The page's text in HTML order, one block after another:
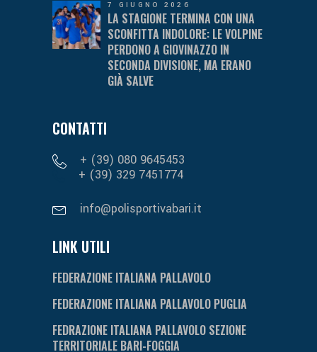
7 GIUGNO 2026
LA STAGIONE TERMINA CON UNA
SCONFITTA INDOLORE: LE VOLPINE
PERDONO A GIOVINAZZO IN
SECONDA DIVISIONE, MA ERANO
GIÀ SALVE
CONTATTI
+ (39) 080 9645453
+ (39) 329 7451774
info@polisportivabari.it
LINK UTILI
FEDERAZIONE ITALIANA PALLAVOLO
FEDERAZIONE ITALIANA PALLAVOLO PUGLIA
FEDRAZIONE ITALIANA PALLAVOLO SEZIONE
TERRITORIALE BARI-FOGGIA